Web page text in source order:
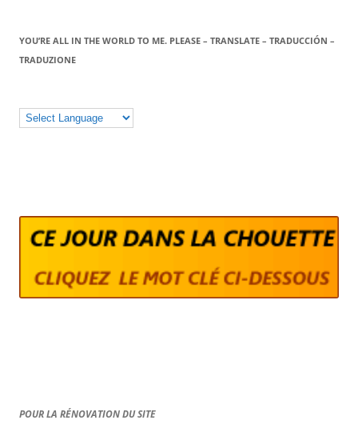
YOU’RE ALL IN THE WORLD TO ME. PLEASE – TRANSLATE – TRADUCCIÓN –
TRADUZIONE
POUR LA RÉNOVATION DU SITE